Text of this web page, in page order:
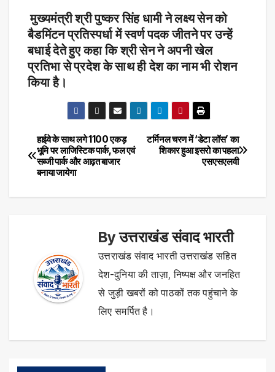
मुख्यमंत्री श्री पुष्कर सिंह धामी ने लक्ष्य सेन को
बैडमिंटन प्रतिस्पर्धा में स्वर्ण पदक जीतने पर उन्हें
बधाई देते हुए कहा कि श्री सेन ने अपनी खेल
प्रतिभा से प्रदेश के साथ ही देश का नाम भी रोशन
किया है।
Post
navigation
टर्मिनल चरण में ‘डेटा लॉस’ का
शिकार हुआ इसरो का पहला
एसएसएलवी
हाईवे के साथ लगे 1100 एकड़
भूमि पर लाजिस्टिक पार्क, फल एवं
सब्जी पार्क और आढ़त बाजार
बनाया जायेगा
Byउत्तराखंड संवाद भारती
उत्तराखंड संवाद भारती उत्तराखंड सहित
देश-दुनिया की ताज़ा, निष्पक्ष और जनहित
से जुड़ी खबरों को पाठकों तक पहुंचाने के
लिए समर्पित है।